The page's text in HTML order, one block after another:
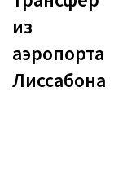
из
аэропорта
Лиссабона